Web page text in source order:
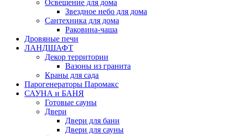
Освещение для дома
Звездное небо для дома
Сантехника для дома
Раковина-чаша
Дровяные печи
ЛАНДШАФТ
Декор территории
Вазоны из гранита
Краны для сада
Парогенераторы Паромакс
САУНА и БАНЯ
Готовые сауны
Двери
Двери для бани
Двери для сауны